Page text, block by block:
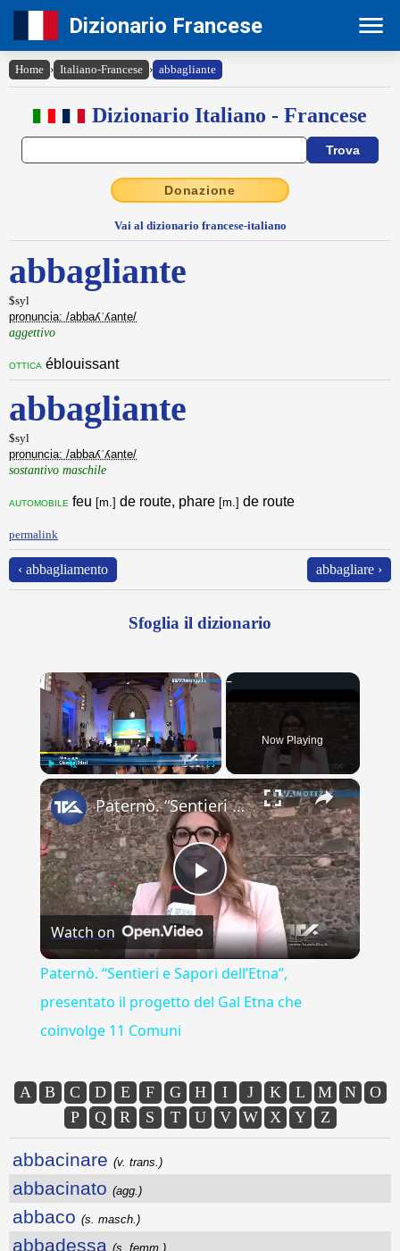
Dizionario Francese
Home › Italiano-Francese › abbagliante
Dizionario Italiano - Francese
Donazione
Vai al dizionario francese-italiano
abbagliante
$syl
pronuncia: /abbaʎˈʎante/
aggettivo
ottica éblouissant
abbagliante
$syl
pronuncia: /abbaʎˈʎante/
sostantivo maschile
automobile feu [m.] de route, phare [m.] de route
permalink
‹ abbagliamento abbagliare ›
Sfoglia il dizionario
×
Play Unmute Fullscreen
Now Playing
×
Play
Video
Paternò. “Sentieri e Sapori dell’Etna”, presentato il progetto del Gal Etna che coinvolge 11 Comuni
Watch on
Paternò. “Sentieri e Sapori dell’Etna”,
presentato il progetto del Gal Etna che
coinvolge 11 Comuni
A B C D E F G H I J K L M N
O
P
Q R S T U V W X Y Z
abbacinare (v. trans.)
abbacinato (agg.)
abbaco (s. masch.)
abbadessa (s. femm.)